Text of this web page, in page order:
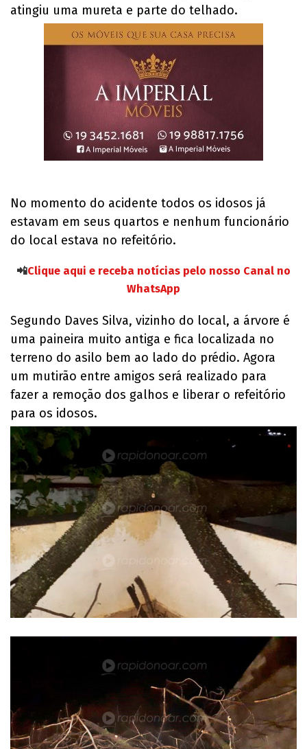
atingiu uma mureta e parte do telhado.
No momento do acidente todos os idosos já
estavam em seus quartos e nenhum funcionário
do local estava no refeitório.
📲Clique aqui e receba notícias pelo nosso Canal no
WhatsApp
Segundo Daves Silva, vizinho do local, a árvore é
uma paineira muito antiga e fica localizada no
terreno do asilo bem ao lado do prédio. Agora
um mutirão entre amigos será realizado para
fazer a remoção dos galhos e liberar o refeitório
para os idosos.